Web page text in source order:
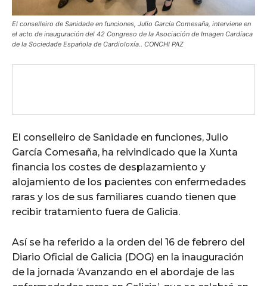
El conselleiro de Sanidade en funciones, Julio García Comesaña, interviene en
el acto de inauguración del 42 Congreso de la Asociación de Imagen Cardíaca
de la Sociedade Española de Cardioloxía.. CONCHI PAZ
El conselleiro de Sanidade en funciones, Julio
García Comesaña, ha reivindicado que la Xunta
financia los costes de desplazamiento y
alojamiento de los pacientes con enfermedades
raras y los de sus familiares cuando tienen que
recibir tratamiento fuera de Galicia.
Así se ha referido a la orden del 16 de febrero del
Diario Oficial de Galicia (DOG) en la inauguración
de la jornada ‘Avanzando en el abordaje de las